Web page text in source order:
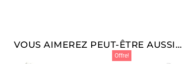
VOUS AIMEREZ PEUT-ÊTRE AUSSI…
Offre!